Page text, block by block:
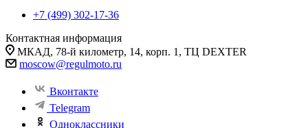
+7 (499) 302-17-36
Контактная информация
МКАД, 78-й километр, 14, корп. 1, ТЦ DEXTER
moscow@regulmoto.ru
Вконтакте
Telegram
Одноклассники